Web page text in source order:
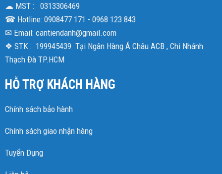
☁ MST : 0313306469
☎ Hotline: 0908477 171 - 0968 123 843
✉ Email: cantiendanh@gmail.com
❖ STK : 199945439 Tại Ngân Hàng Á Châu ACB , Chi Nhánh
Thạch Đà TP.HCM
HỖ TRỢ KHÁCH HÀNG
Chính sách bảo hành
Chính sách giao nhận hàng
Tuyển Dụng